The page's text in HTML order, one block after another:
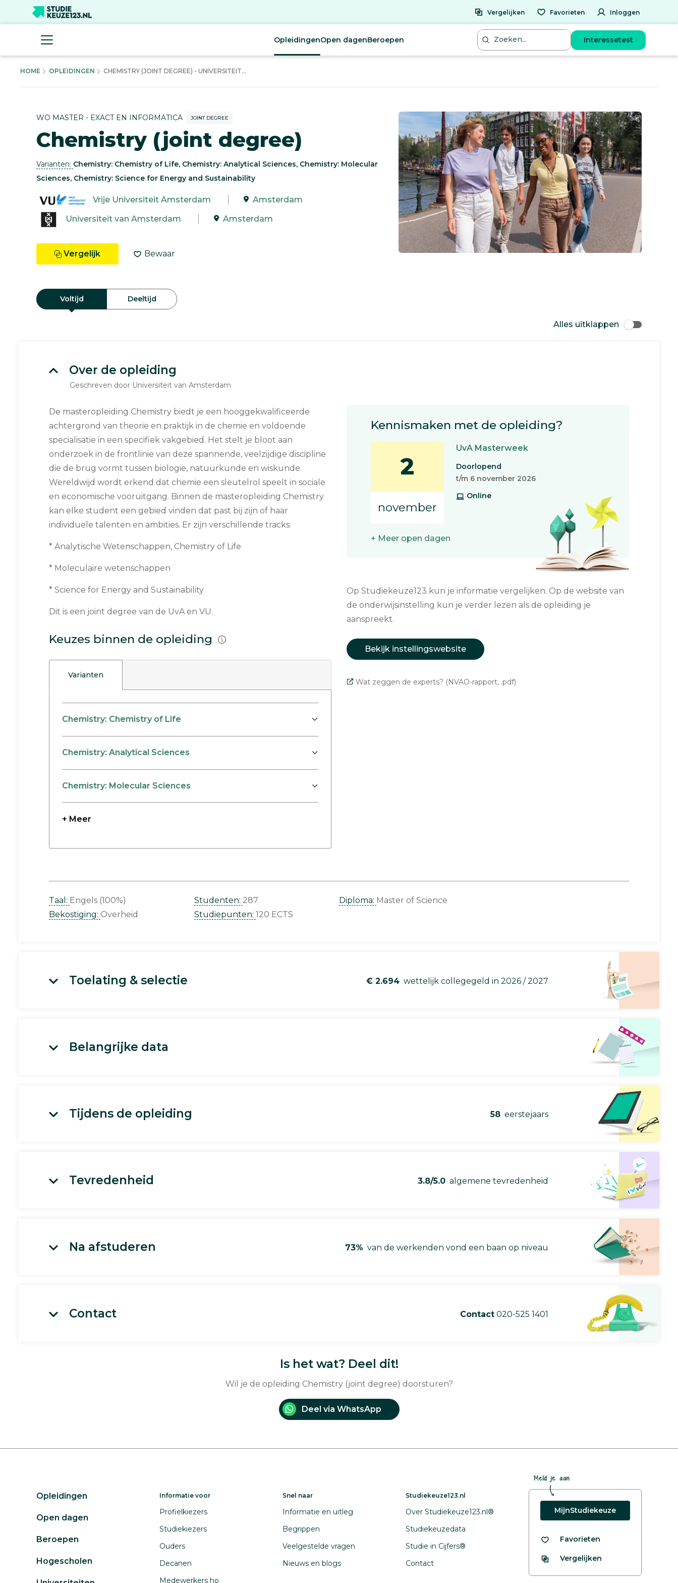
Vergelijken Favorieten Inloggen
OpleidingenOpen dagenBeroepen Interessetest
HOME OPLEIDINGEN CHEMISTRY (JOINT DEGREE) - UNIVERSITEIT...
WO MASTER - EXACT EN INFORMATICA JOINT DEGREE
Chemistry (joint degree)
Varianten: Chemistry: Chemistry of Life, Chemistry: Analytical Sciences, Chemistry: Molecular
Sciences, Chemistry: Science for Energy and Sustainability
Vrije Universiteit Amsterdam
Amsterdam
Universiteit van Amsterdam
Amsterdam
Vergelijk Bewaar
Voltijd Deeltijd
Alles uitklappen
Over de opleiding
Geschreven door Universiteit van Amsterdam
De masteropleiding Chemistry biedt je een hooggekwalificeerde
achtergrond van theorie en praktijk in de chemie en voldoende
specialisatie in een specifiek vakgebied. Het stelt je bloot aan
onderzoek in de frontlinie van deze spannende, veelzijdige discipline
die de brug vormt tussen biologie, natuurkunde en wiskunde.
Wereldwijd wordt erkend dat chemie een sleutelrol speelt in sociale
en economische vooruitgang. Binnen de masteropleiding Chemistry
kan elke student een gebied vinden dat past bij zijn of haar
individuele talenten en ambities. Er zijn verschillende tracks:
* Analytische Wetenschappen, Chemistry of Life
* Moleculaire wetenschappen
* Science for Energy and Sustainability
Dit is een joint degree van de UvA en VU.
Keuzes binnen de opleiding
Varianten
Chemistry: Chemistry of Life
Chemistry: Analytical Sciences
Chemistry: Molecular Sciences
+ Meer
Kennismaken met de opleiding?
2
november
UvA Masterweek
Doorlopend
t/m 6 november 2026
Online
+ Meer open dagen
Op Studiekeuze123 kun je informatie vergelijken. Op de website van
de onderwijsinstelling kun je verder lezen als de opleiding je
aanspreekt.
Bekijk instellingswebsite
Wat zeggen de experts? (NVAO-rapport, .pdf)
Taal: Engels (100%)
Bekostiging: Overheid
Studenten: 287
Studiepunten: 120 ECTS
Diploma: Master of Science
Toelating & selectie € 2.694 wettelijk collegegeld in 2026 / 2027
Belangrijke data
Tijdens de opleiding 58 eerstejaars
Tevredenheid 3.8/5.0 algemene tevredenheid
Na afstuderen 73% van de werkenden vond een baan op niveau
Contact Contact 020-525 1401
Is het wat? Deel dit!
Wil je de opleiding Chemistry (joint degree) doorsturen?
Deel via WhatsApp
Opleidingen
Open dagen
Beroepen
Hogescholen
Informatie voor
Profielkiezers
Studiekiezers
Ouders
Decanen
Medewerkers ho
Snel naar
Informatie en uitleg
Begrippen
Veelgestelde vragen
Nieuws en blogs
Studiekeuze123.nl
Over Studiekeuze123.nl®
Studiekeuzedata
Studie in Cijfers®
Contact
Meld je aan
MijnStudiekeuze
Favorieten
Vergelijken